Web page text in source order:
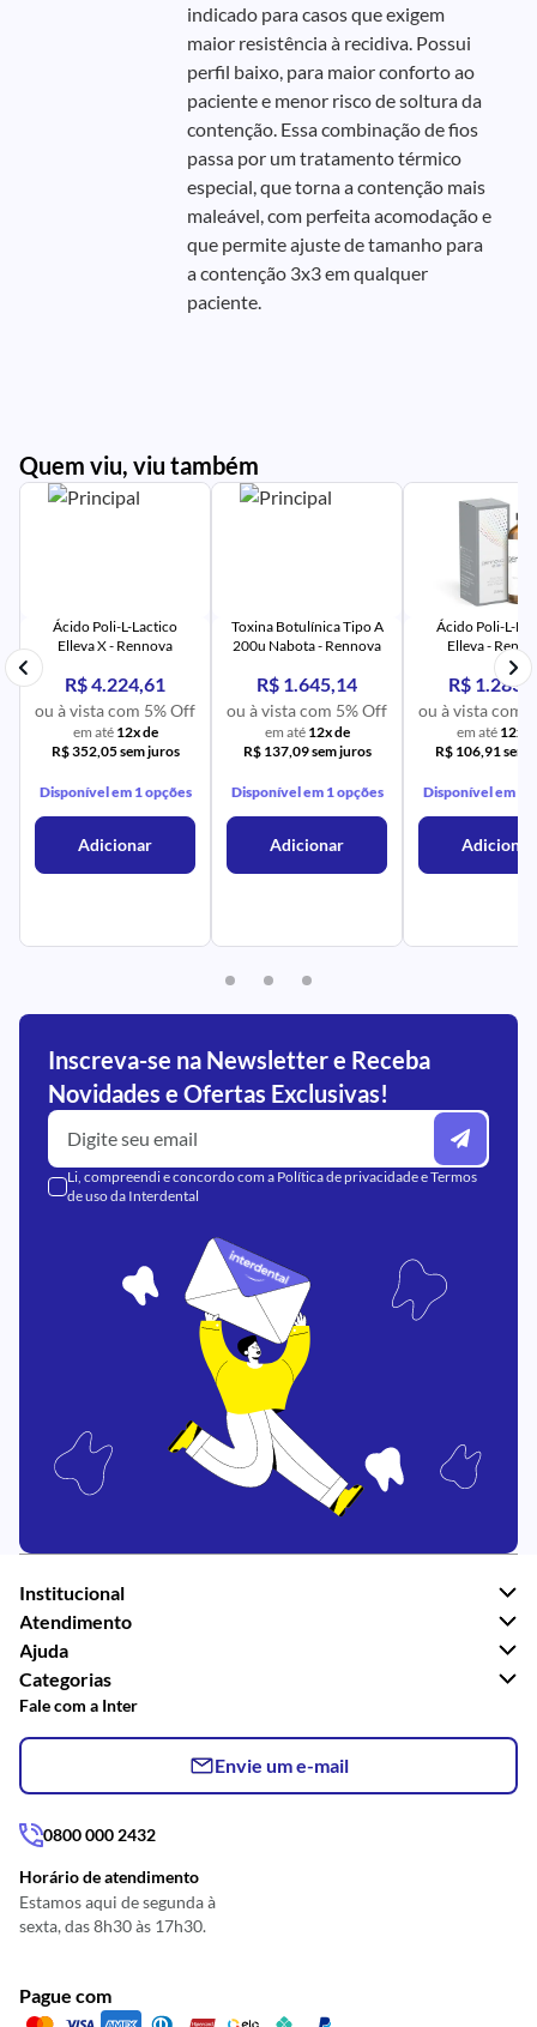
indicado para casos que exigem
maior resistência à recidiva. Possui
perfil baixo, para maior conforto ao
paciente e menor risco de soltura da
contenção. Essa combinação de fios
passa por um tratamento térmico
especial, que torna a contenção mais
maleável, com perfeita acomodação e
que permite ajuste de tamanho para
a contenção 3x3 em qualquer
paciente.
Quem viu, viu também
Ácido Poli-L-Lactico
Elleva X - Rennova
R$ 4.224,61
ou à vista com 5% Off
em até 12x de
R$ 352,05 sem juros
Disponível em 1 opções
Adicionar
Toxina Botulínica Tipo A
200u Nabota - Rennova
R$ 1.645,14
ou à vista com 5% Off
em até 12x de
R$ 137,09 sem juros
Disponível em 1 opções
Adicionar
UR
Ácido Poli-L-
Elleva -
R$
ou à vista com
em até 12x
R$ 106,91 sem
Disponível em 1
Adicionar
Inscreva-se na Newsletter e Receba
Novidades e Ofertas Exclusivas!
Li, compreendi e concordo com a Política de privacidadeeTermos
de usoda Interdental
Institucional
Atendimento
Ajuda
Categorias
Fale com a Inter
Envie um e-mail
0800 000 2432
Horário de atendimento
Estamos aqui de segunda à
sexta, das 8h30 às 17h30.
Pague com